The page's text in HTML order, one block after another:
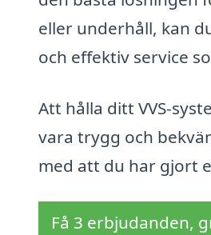
eller underhåll, kan
och effektiv service
Att hålla ditt VVS-
vara trygg och
med att du har gjort
Få 3 erbjudanden,